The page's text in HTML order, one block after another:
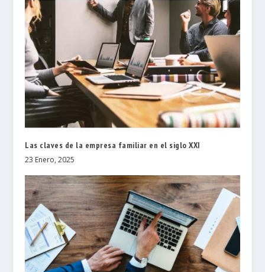
Las claves de la empresa familiar en el siglo XXI
23 Enero, 2025